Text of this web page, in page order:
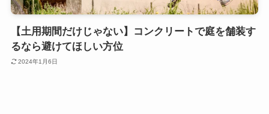
【土用期間だけじゃない】コンクリートで庭を舗装す
るなら避けてほしい方位
2024年1月6日